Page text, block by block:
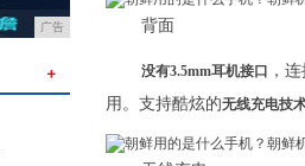
广告
＋
背面
没有3.5mm耳机接口
，
用。支持酷炫的无线充电技